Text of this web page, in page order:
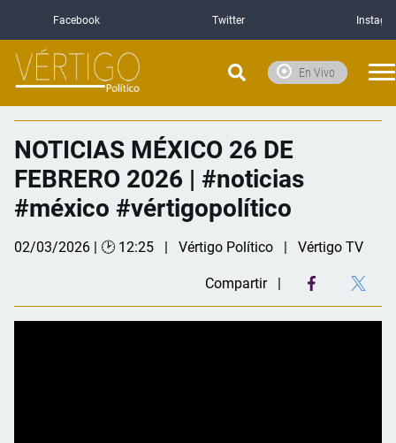
Facebook Twitter
En Vivo
NOTICIAS MÉXICO 26 DE
FEBRERO 2026 | #noticias
#méxico #vértigopolítico
02/03/2026 | 🕑 12:25 Vértigo Político Vértigo TV
Compartir